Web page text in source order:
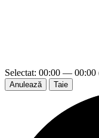
Selectat: 00:00 — 00:00
Anulează Taie